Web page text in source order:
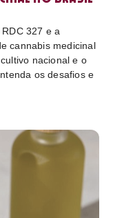
327 e a
cannabis medicinal
nacional e o
os desafios e